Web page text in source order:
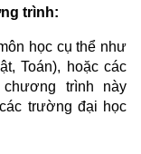
trình:
học cụ thể như
Toán), hoặc các
trình này
trường đại học